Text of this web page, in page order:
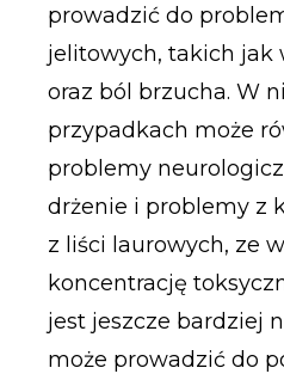
prowadzić do
jelitowych, takich jak
oraz ból brzucha. W
przypadkach może
problemy
drżenie i problemy z
z liści laurowych, ze
koncentrację
jest jeszcze bardziej
może prowadzić do